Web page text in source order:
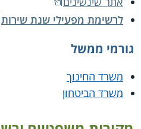
לרשימת מפעילי שנת שירות
גורמי ממשל
משרד החינוך
משרד הביטחון